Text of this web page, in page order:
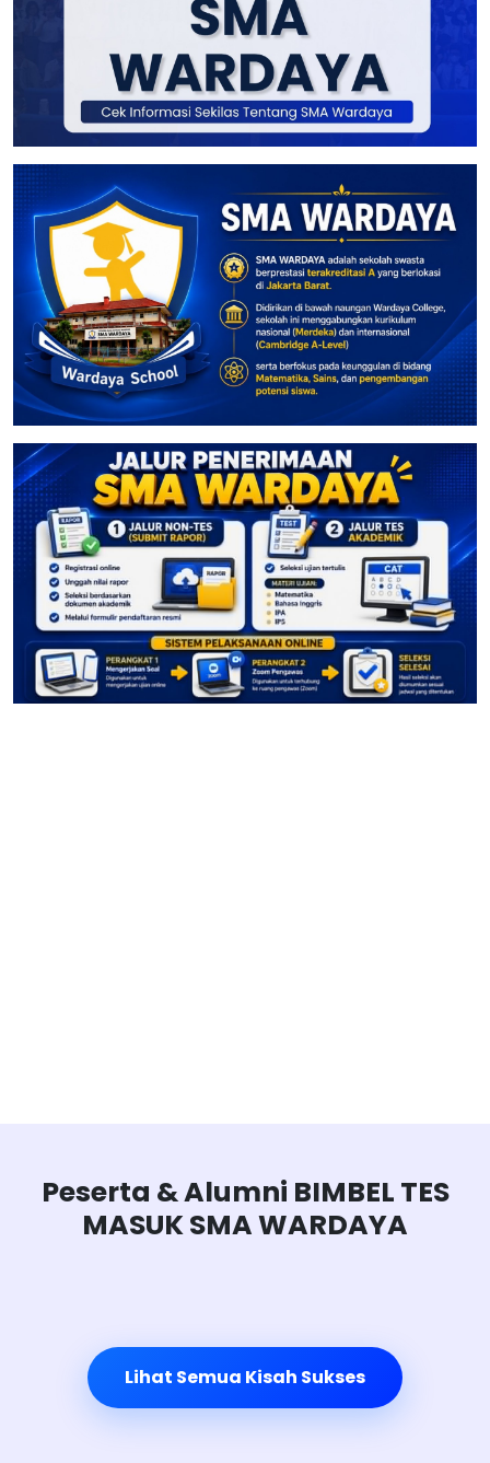
Peserta & Alumni BIMBEL TES
MASUK SMA WARDAYA
Lihat Semua Kisah Sukses